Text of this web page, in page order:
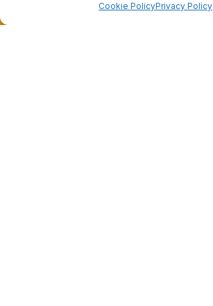
Cookie PolicyPrivacy Policy